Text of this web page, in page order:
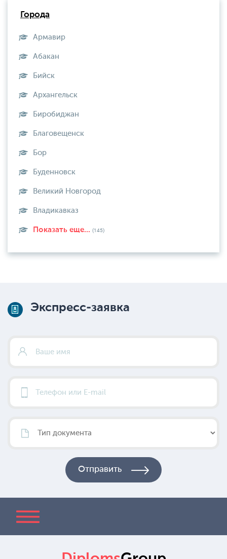
Города
Армавир
Абакан
Бийск
Архангельск
Биробиджан
Благовещенск
Бор
Буденновск
Великий Новгород
Владикавказ
Показать еще... (145)
Экспресс-заявка